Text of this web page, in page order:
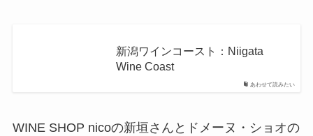
あわせて読みたい
新潟ワインコースト：Niigata
Wine Coast
WINE SHOP nicoの新垣さんとドメーヌ・ショオの